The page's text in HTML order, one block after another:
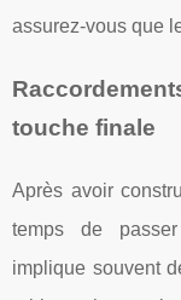
assurez-vous que
touche finale
Après avoir
temps de
implique souvent